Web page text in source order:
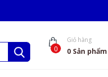
0
Giỏ hàng
0 Sản phẩm